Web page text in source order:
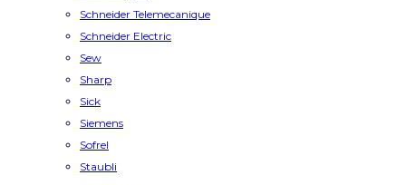
Schneider Telemecanique
Schneider Electric
Sew
Sharp
Sick
Siemens
Sofrel
Staubli